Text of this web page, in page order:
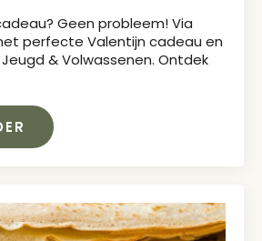
Geen probleem! Via
perfecte Valentijn cadeau en
Jeugd & Volwassenen. Ontdek